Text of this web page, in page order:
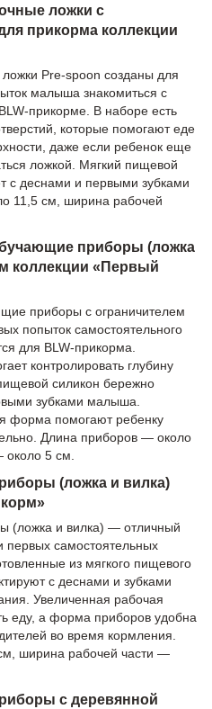
ложки с
прикорма коллекции
Pre-spoon созданы для
малыша знакомиться с
прикорме. В наборе есть
которые помогают еде
даже если ребенок еще
ложкой. Мягкий пищевой
с деснами и первыми зубками
11,5 см, ширина рабочей
приборы (ложка
коллекции «Первый
приборы с ограничителем
попыток самостоятельного
для BLW-прикорма.
контролировать глубину
силикон бережно
зубками малыша.
форма помогают ребенку
Длина приборов — около
5 см.
(ложка и вилка)
(ложка и вилка) — отличный
самостоятельных
из мягкого пищевого
с деснами и зубками
Увеличенная рабочая
еду, а форма приборов удобна
во время кормления.
ширина рабочей части —
с деревянной